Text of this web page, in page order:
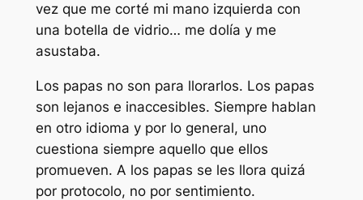
vez que me corté mi mano izquierda con
una botella de vidrio… me dolía y me
asustaba.
Los papas no son para llorarlos. Los papas
son lejanos e inaccesibles. Siempre hablan
en otro idioma y por lo general, uno
cuestiona siempre aquello que ellos
promueven. A los papas se les llora quizá
por protocolo, no por sentimiento.